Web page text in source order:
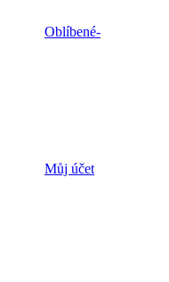
Oblíbené-
Můj účet